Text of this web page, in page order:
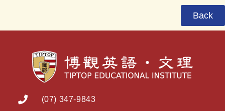
Back
(07) 347-9843